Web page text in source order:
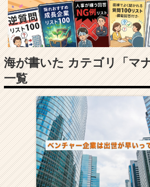
成
長
企
業
か
ら
ス
ウ
ト
が
届
く
就
活
サ
イ
ト
海が書いた カテゴリ「マ
一覧